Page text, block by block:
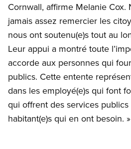
Cornwall, affirme Melanie Cox.
jamais assez remercier les
nous ont soutenu(e)s tout au
Leur appui a montré toute
accorde aux personnes qui
publics. Cette entente
dans les employé(e)s qui font
qui offrent des services
habitant(e)s qui en ont besoin. »